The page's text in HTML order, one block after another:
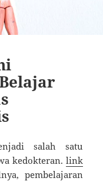
salah satu
kedokteran. link
pembelajaran